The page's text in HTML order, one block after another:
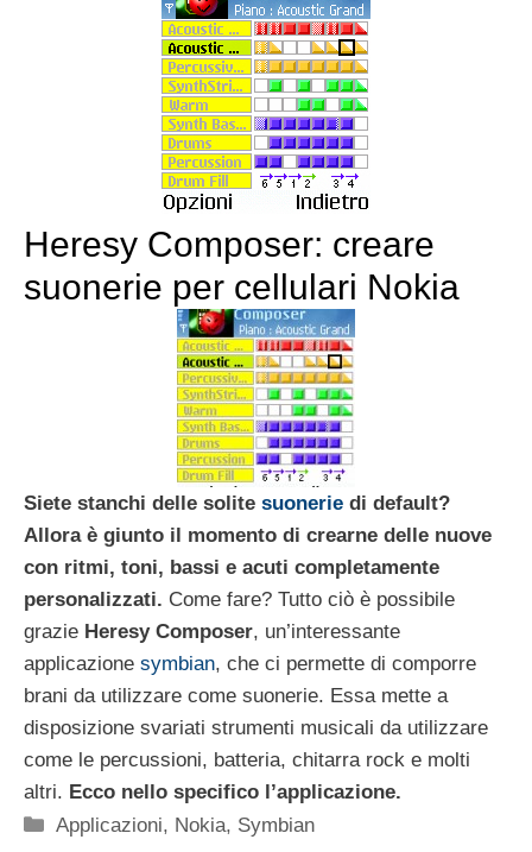
Heresy Composer: creare
suonerie per cellulari Nokia
Siete stanchi delle solite suonerie di default?
Allora è giunto il momento di crearne delle nuove
con ritmi, toni, bassi e acuti completamente
personalizzati. Come fare? Tutto ciò è possibile
grazie Heresy Composer, un’interessante
applicazione symbian, che ci permette di comporre
brani da utilizzare come suonerie. Essa mette a
disposizione svariati strumenti musicali da utilizzare
come le percussioni, batteria, chitarra rock e molti
altri. Ecco nello specifico l’applicazione.
Categorie
Applicazioni, Nokia, Symbian